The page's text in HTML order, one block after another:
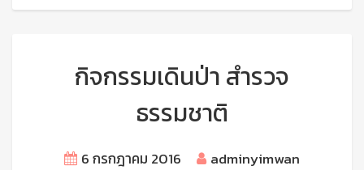
กิจกรรมเดินป่า สำรวจ
ธรรมชาติ
6 กรกฎาคม 2016 adminyimwan